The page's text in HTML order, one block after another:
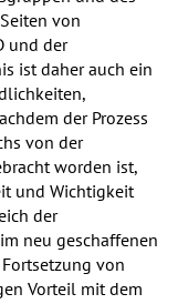
von
und der
ist daher auch ein
der Prozess
von der
worden ist,
und Wichtigkeit
der
neu geschaffenen
von
Vorteil mit dem